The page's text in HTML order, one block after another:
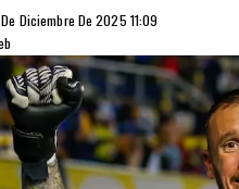
Diciembre De 2025 11:09